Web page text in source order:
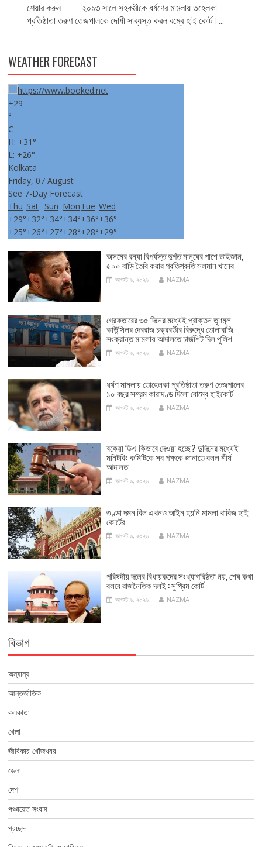
শেয়ার করুন ২০১৩ সালে সহকর্মীকে ধর্ষণের মামলায় তহেলকা
প্রতিষ্ঠাতা তরুণ তেজপালকে দোষী সাব্যস্ত করল বম্বে হাই কোর্ট।...
WEATHER FORECAST
+29
°
C
H: +31°
L: +26°
Kolkata
Friday, 07 August
See 7-Day Forecast
Thu Sat Sun MonTue Wed
+29°+32°+34°+34°+36°+36°
+25°+26°+27°+28°+28°+29°
অসমের বন্যা বিপর্যস্ত দুর্গত মানুষের পাশে ভাইজান,
৫০০ বাড়ি তৈরি করার প্রতিশ্রুতি সলমান খানের
আগস্ট ৬, ২০২৬ NAZMA
গ্রেফতারের ৩৫ দিনের মধ্যেই প্রাক্তন তৃণমূল
কাউন্সিলর দেবরাজ চক্রবর্তীর বিরুদ্ধে তোলাবাজি
সংক্রান্ত মামলায় আদালতে চার্জশিট দিল পুলিশ
আগস্ট ৬, ২০২৬ NAZMA
ধর্ষণ মামলায় তোহেলকা প্রতিষ্ঠাতা তরুণ তেজপালের
১০ বছর সশ্রম কারাদণ্ড দিলো বোম্বে হাইকোর্ট
আগস্ট ৬, ২০২৬ NAZMA
বকেয়া ডিএ কিভাবে দেওয়া হচ্ছে? দুদিনের মধ্যেই
মনিটরিং কমিটিকে সব পক্ষকে জানাতে বলল শীর্ষ
আদালত
আগস্ট ৬, ২০২৬ NAZMA
গুণ্ডা দমন বিল এখনও আইন হয়নি মামলা খারিজ হাই
কোর্টের
আগস্ট ৬, ২০২৬ NAZMA
পরিষদীয় দলের বিধায়কদের সংখ্যাগরিষ্ঠতা নয়, শেষ কথা
বলবে রাজনৈতিক দলই : সুপ্রিম কোর্ট
আগস্ট ৬, ২০২৬ NAZMA
বিভাগ
অন্যান্য
আন্তর্জাতিক
কলকাতা
খেলা
জীবিকার খোঁজখবর
জেলা
দেশ
পঞ্চায়েত সংবাদ
প্রচ্ছদ